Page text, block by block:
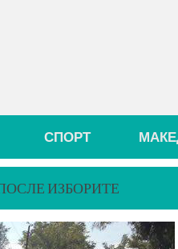
СПОРТ
ИЗБОРИТЕ